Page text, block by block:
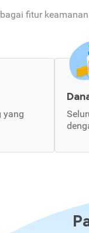
fitur
yang